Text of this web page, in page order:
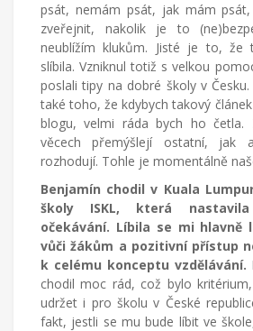
cizích
zemích,
mateřství
radostech
všednodenního
života.
psát, nemám psát, jak mám
zveřejnit, nakolik je to
neublížím klukům. Jisté je to, že
slíbila. Vzniknul totiž s velkou
poslali tipy na dobré školy v
také toho, že kdybych takový
blogu, velmi ráda bych ho
věcech přemýšlejí ostatní, jak
rozhodují. Tohle je momentálně
Benjamín chodil v Kuala
školy ISKL, která
očekávání. Líbila se mi hlavně
vůči žákům a pozitivní přístup
k celému konceptu vzdělávání.
chodil moc rád, což bylo
udržet i pro školu v České
fakt, jestli se mu bude líbit ve